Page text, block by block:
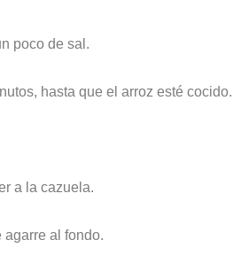
poco de sal.
hasta que el arroz esté cocido.
a la cazuela.
al fondo.